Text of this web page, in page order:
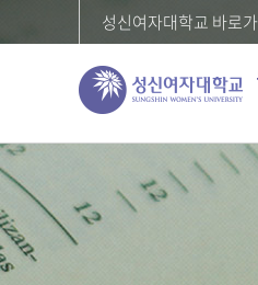
성신여자대학교 바로